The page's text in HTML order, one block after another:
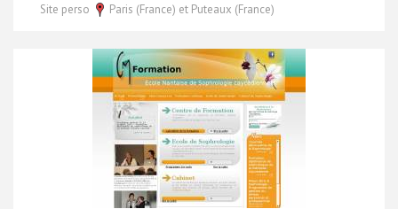
Site perso Paris (France) et Puteaux (France)